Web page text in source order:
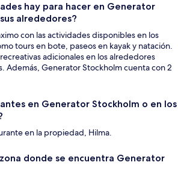
hay para hacer en Generator
alrededores?
con las actividades disponibles en los
tours en bote, paseos en kayak y natación.
adicionales en los alrededores
Además, Generator Stockholm cuenta con 2
en Generator Stockholm o en los
en la propiedad, Hilma.
donde se encuentra Generator